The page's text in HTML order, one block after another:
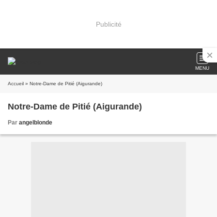
Publicité
MENU
Accueil » Notre-Dame de Pitié (Aigurande)
Notre-Dame de Pitié (Aigurande)
Par angelblonde